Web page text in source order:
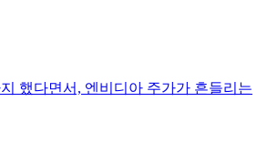
했다면서, 엔비디아 주가가 흔들리는